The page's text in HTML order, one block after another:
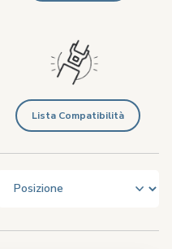
Lista Compatibilità